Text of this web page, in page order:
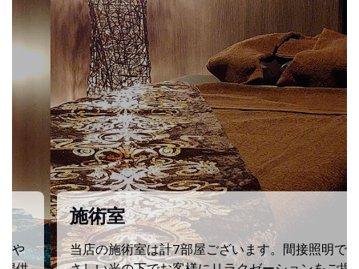
施術室
当店の施術室は計7部屋ございます。間接照明でや